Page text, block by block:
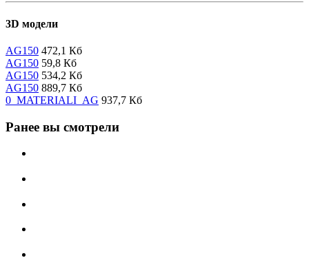
3D модели
AG150 472,1 Кб
AG150 59,8 Кб
AG150 534,2 Кб
AG150 889,7 Кб
0_MATERIALI_AG 937,7 Кб
Ранее вы смотрели